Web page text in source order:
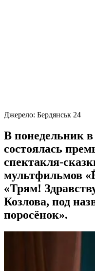
Джерело: Бердянськ 24
В понедельник
состоялась
спектакля-
мультфильмов
«Трям!
Козлова, под
поросёнок».